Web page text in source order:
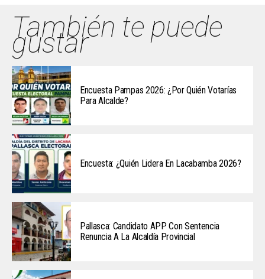
También te puede
gustar
Encuesta Pampas 2026: ¿Por Quién Votarías
Para Alcalde?
Encuesta: ¿Quién Lidera En Lacabamba 2026?
Pallasca: Candidato APP Con Sentencia
Renuncia A La Alcaldía Provincial